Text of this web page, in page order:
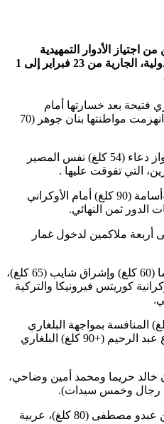
اجتياز الأدوار التمهيدية
للنسخة 77 من دورة ستراندجا الدولية، الجارية من 23 فبراير إلى 1
فتيحة بعد خسارتها أمام
الكازاخية أوراكبايينا زهازيرا، كما انهزمت مواطنتها بنان جوهر (70
وفي الدور ثمن النهائي، عرفت رواز دعاء (54 كلغ) نفس المصير
التي تفوقت عليها .
ولدى الرجال، خسر عربية محمد-أسامة (90 كلغ) أمام الأوكراني
ثمن النهائي.
أربعة ملاكمين لدخول غمار
ويتعلق الأمر بكل من حمدة ميليسا (60 كلغ) وإشراق شايب (65 كلغ)،
كوريتس فيرونيكا والتركية
سيدخل مصطفى عبدو (80 كلغ) المنافسة بمواجهة البلغاري
تشولوف ويليام، بينما يلاقي مغتاع عبد الرحيم (+90 كلغ) البلغاري
خالد حريما ومحمد أمين وضاحي،
رجال وخمس سيدات).
ويمثل الجزائر لدى الرجال كل من عبدو مصطفى (80 كلغ)، عربية